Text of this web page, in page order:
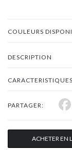
COULEURS
DESCRIPTION
CARACTERISTIQUES
PARTAGER:
ACHETER EN